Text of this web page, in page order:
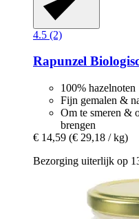
4.5 (2)
Rapunzel
100% hazelnoten
Fijn gemalen &
Om te smeren &
brengen
€ 14,59 (€ 29,18 / kg)
Bezorging uiterlijk op